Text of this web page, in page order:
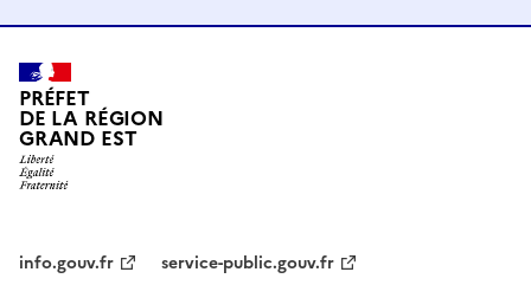
PRÉFET
DE LA RÉGION
GRAND EST
info.gouv.fr
service-public.gouv.fr